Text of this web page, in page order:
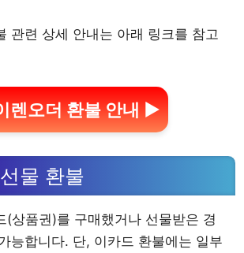
관련 상세 안내는 아래 링크를 참고
렌오더 환불 안내 ▶
물 환불
(상품권)를 구매했거나 선물받은 경
능합니다. 단, 이카드 환불에는 일부